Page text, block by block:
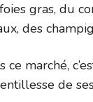
gras, du
des
marché,
de